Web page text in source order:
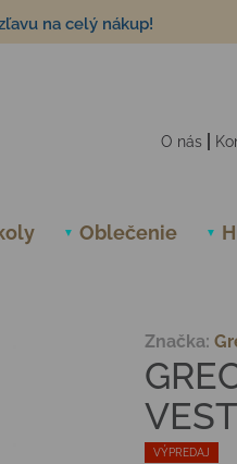
na celý nákup!
O nás
Oblečenie
VÝPREDAJ
Značka: